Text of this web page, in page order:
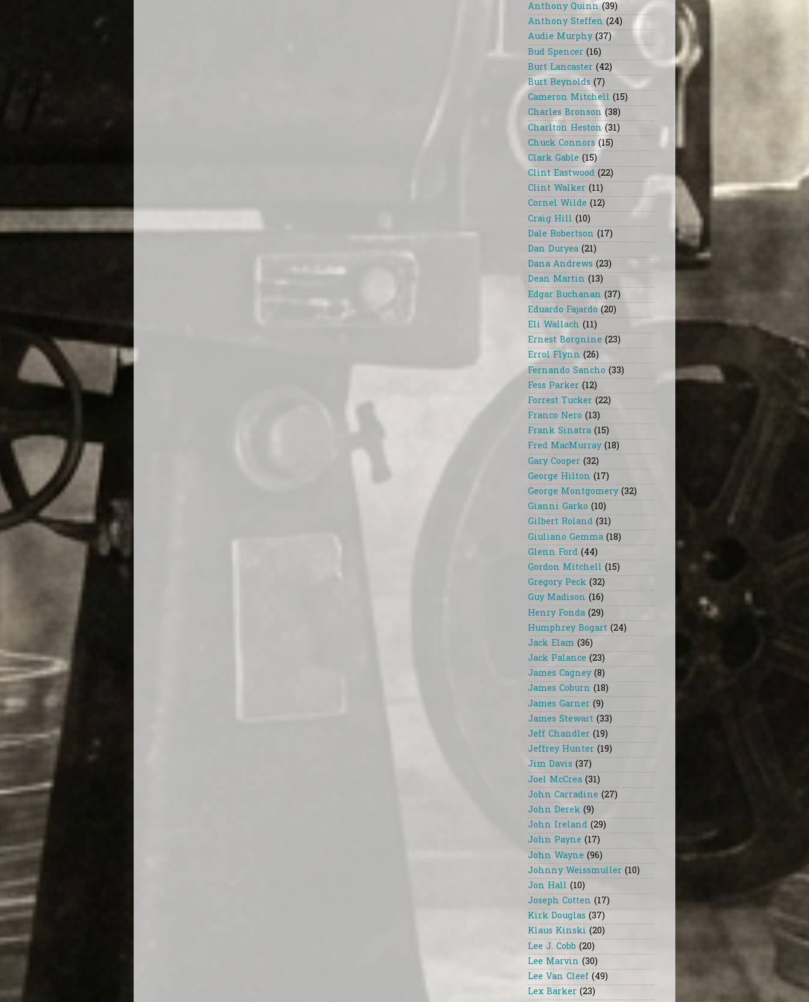
Anthony Quinn (39)
Anthony Steffen (24)
Audie Murphy (37)
Bud Spencer (16)
Burt Lancaster (42)
Burt Reynolds (7)
Cameron Mitchell (15)
Charles Bronson (38)
Charlton Heston (31)
Chuck Connors (15)
Clark Gable (15)
Clint Eastwood (22)
Clint Walker (11)
Cornel Wilde (12)
Craig Hill (10)
Dale Robertson (17)
Dan Duryea (21)
Dana Andrews (23)
Dean Martin (13)
Edgar Buchanan (37)
Eduardo Fajardo (20)
Eli Wallach (11)
Ernest Borgnine (23)
Errol Flynn (26)
Fernando Sancho (33)
Fess Parker (12)
Forrest Tucker (22)
Franco Nero (13)
Frank Sinatra (15)
Fred MacMurray (18)
Gary Cooper (32)
George Hilton (17)
George Montgomery (32)
Gianni Garko (10)
Gilbert Roland (31)
Giuliano Gemma (18)
Glenn Ford (44)
Gordon Mitchell (15)
Gregory Peck (32)
Guy Madison (16)
Henry Fonda (29)
Humphrey Bogart (24)
Jack Elam (36)
Jack Palance (23)
James Cagney (8)
James Coburn (18)
James Garner (9)
James Stewart (33)
Jeff Chandler (19)
Jeffrey Hunter (19)
Jim Davis (37)
Joel McCrea (31)
John Carradine (27)
John Derek (9)
John Ireland (29)
John Payne (17)
John Wayne (96)
Johnny Weissmuller (10)
Jon Hall (10)
Joseph Cotten (17)
Kirk Douglas (37)
Klaus Kinski (20)
Lee J. Cobb (20)
Lee Marvin (30)
Lee Van Cleef (49)
Lex Barker (23)